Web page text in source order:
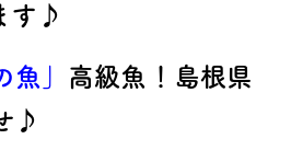
す♪
魚」 高級魚！島根県
♪